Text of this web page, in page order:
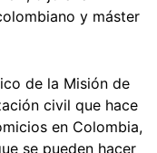
y máster
de la Misión de
civil que hace
en Colombia,
se pueden hacer